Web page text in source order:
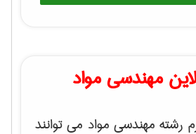
مهندسی مواد
رشته مهندسی مواد می توانند